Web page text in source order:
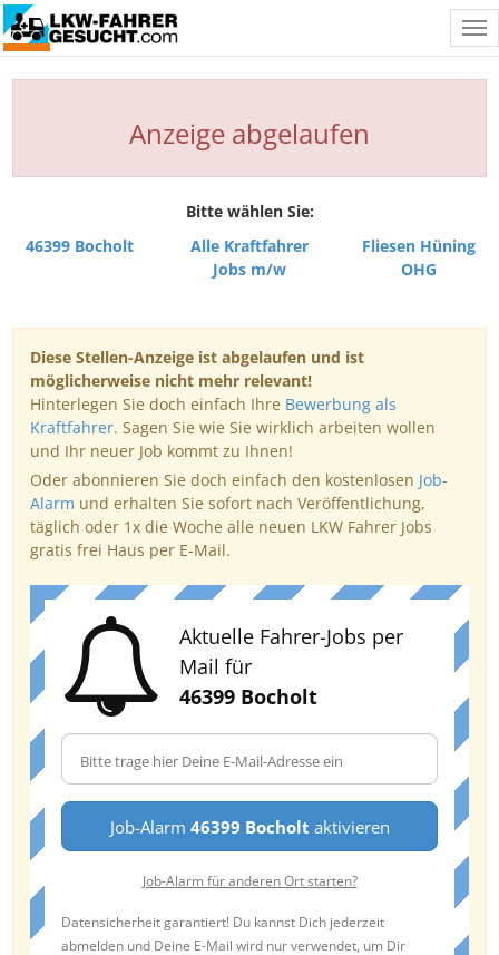
Anzeige abgelaufen
Bitte wählen Sie:
46399 Bocholt
Alle Kraftfahrer
Jobs m/w
Fliesen Hüning
OHG
Diese Stellen-Anzeige ist abgelaufen und ist
möglicherweise nicht mehr relevant!
Hinterlegen Sie doch einfach Ihre Bewerbung als
Kraftfahrer. Sagen Sie wie Sie wirklich arbeiten wollen
und Ihr neuer Job kommt zu Ihnen!
Oder abonnieren Sie doch einfach den kostenlosen Job-
Alarm und erhalten Sie sofort nach Veröffentlichung,
täglich oder 1x die Woche alle neuen LKW Fahrer Jobs
gratis frei Haus per E-Mail.
Aktuelle Fahrer-Jobs per
Mail für
46399 Bocholt
Job-Alarm 46399 Bocholt aktivieren
Job-Alarm für anderen Ort starten?
Datensicherheit garantiert! Du kannst Dich jederzeit
abmelden und Deine E-Mail wird nur verwendet, um Dir